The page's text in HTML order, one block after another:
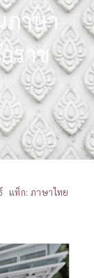
ภาษา
ราช
แท็ก: ภาษาไทย